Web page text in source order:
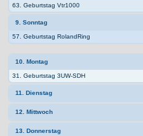
63. Geburtstag Vtr1000
9. Sonntag
57. Geburtstag RolandRing
10. Montag
31. Geburtstag 3UW-SDH
11. Dienstag
12. Mittwoch
13. Donnerstag